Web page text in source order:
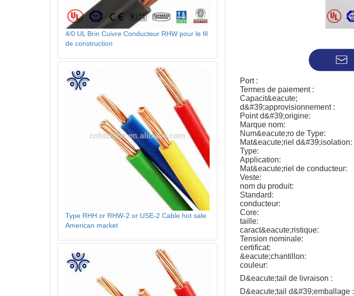
Port :
Termes de paiement :
Capacit&eacute;
d&#39;approvisionnement :
Point d&#39;origine:
Marque nom:
Num&eacute;ro de Type:
Mat&eacute;riel d&#39;isolation:
Type:
Application:
Mat&eacute;riel de conducteur:
Veste:
nom du produit:
Standard:
conducteur:
Core:
taille:
caract&eacute;ristique:
Tension nominale:
certificat:
&eacute;chantillon:
couleur:
D&eacute;tail de livraison :
D&eacute;tail d&#39;emballage :
4/0 UL Brin Cuivre Conducteur RHW pour le fil
de construction
Type RHH or RHW-2 or USE-2 Cable hot sale
American market